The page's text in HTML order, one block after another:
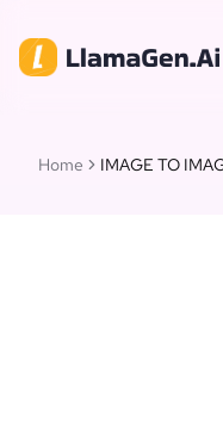
Home IMAGE TO